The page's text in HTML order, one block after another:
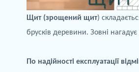
Щит (зрощений щит)
брусків деревини. Зовні нагадує
По надійності експлуатації